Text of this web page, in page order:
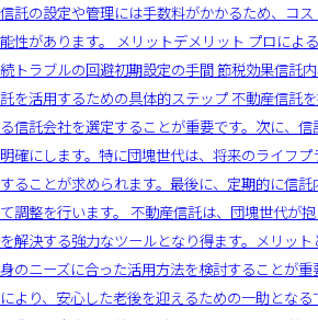
信託の設定や管理には手数料がかかるため、コ
能性があります。 メリットデメリット プロによ
続トラブルの回避初期設定の手間 節税効果信託
託を活用するための具体的ステップ 不動産信託
る信託会社を選定することが重要です。次に、
明確にします。特に団塊世代は、将来のライフ
することが求められます。最後に、定期的に信
て調整を行います。 不動産信託は、団塊世代が
を解決する強力なツールとなり得ます。メリッ
身のニーズに合った活用方法を検討することが
により、安心した老後を迎えるための一助とな